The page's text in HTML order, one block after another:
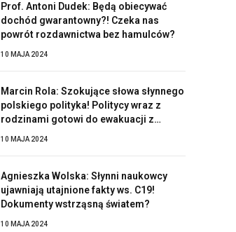
Prof. Antoni Dudek: Będą obiecywać
dochód gwarantowny?! Czeka nas
powrót rozdawnictwa bez hamulców?
10 MAJA 2024
Marcin Rola: Szokujące słowa słynnego
polskiego polityka! Politycy wraz z
rodzinami gotowi do ewakuacji z
10 MAJA 2024
Agnieszka Wolska: Słynni naukowcy
ujawniają utajnione fakty ws. C19!
Dokumenty wstrząsną światem?
10 MAJA 2024